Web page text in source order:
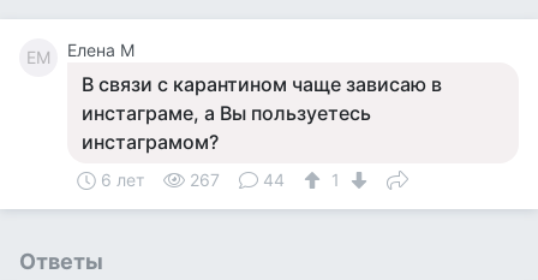
ЕМ Елена М
В связи с карантином чаще зависаю в
инстаграме, а Вы пользуетесь
инстаграмом?
6 лет 267 44 1
Ответы